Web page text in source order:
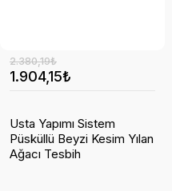
1.904,15₺
2.380,19₺
Usta Yapımı Sistem
Püsküllü Beyzi Kesim Yılan
Ağacı Tesbih